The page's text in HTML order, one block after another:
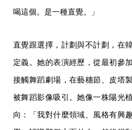
喝這個。是一種直覺。」
直覺跟選擇，計劃與不計劃，在
定義。她的表演經歷，從最初參
接觸舞蹈劇場，在藝穗節、皮塔
被舞蹈影像吸引。她像一株陽光
向：「我對什麼領域、風格有興